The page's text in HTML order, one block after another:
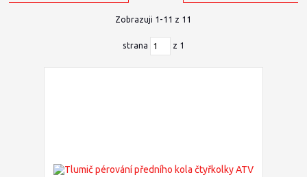
Zobrazuji 1-11 z 11
strana z 1